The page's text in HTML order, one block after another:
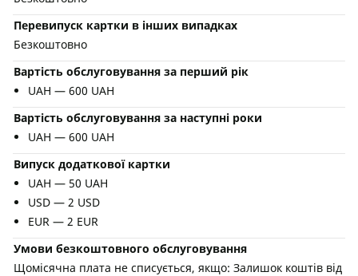
Перевипуск картки в інших випадках
Безкоштовно
Вартість обслуговування за перший рік
UAH — 600 UAH
Вартість обслуговування за наступні роки
UAH — 600 UAH
Випуск додаткової картки
UAH — 50 UAH
USD — 2 USD
EUR — 2 EUR
Умови безкоштовного обслуговування
Щомісячна плата не списується, якщо: Залишок коштів від